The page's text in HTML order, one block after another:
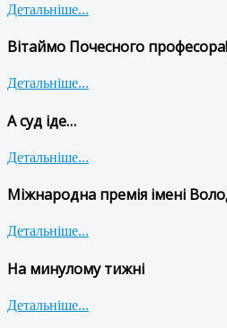
Детальніше...
Вітаймо Почесного професора!
Детальніше...
А суд іде…
Детальніше...
Міжнародна премія імені
Детальніше...
На минулому тижні
Детальніше...